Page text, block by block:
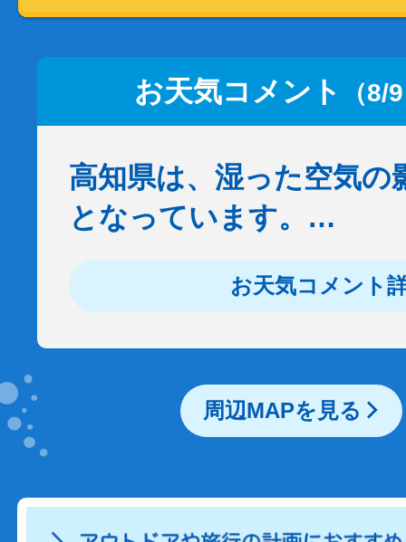
お天気コメント （8/
高知県は、湿った空気の
となっています。…
お天気コメント
周辺MAPを見る